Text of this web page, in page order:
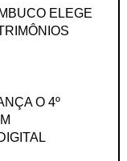
ELEGE
O 4º